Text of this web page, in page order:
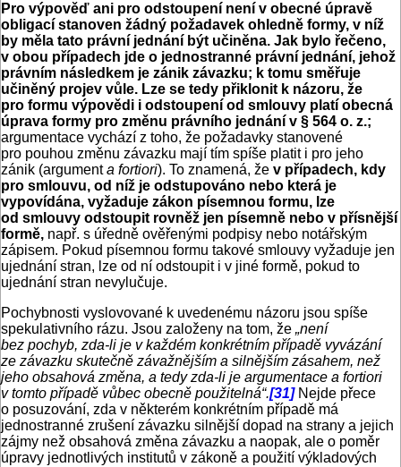
Pro výpověď ani pro odstoupení není v obecné úpravě
obligací stanoven žádný požadavek ohledně formy, v níž
by měla tato právní jednání být učiněna. Jak bylo řečeno,
v obou případech jde o jednostranné právní jednání, jehož
právním následkem je zánik závazku; k tomu směřuje
učiněný projev vůle. Lze se tedy přiklonit k názoru, že
pro formu výpovědi i odstoupení od smlouvy platí obecná
úprava formy pro změnu právního jednání v § 564 o. z.;
argumentace vychází z toho, že požadavky stanovené
pro pouhou změnu závazku mají tím spíše platit i pro jeho
zánik (argumenta fortiori). To znamená, že v případech, kdy
pro smlouvu, od níž je odstupováno nebo která je
vypovídána, vyžaduje zákon písemnou formu, lze
od smlouvy odstoupit rovněž jen písemně nebo v přísnější
formě, např. s úředně ověřenými podpisy nebo notářským
zápisem. Pokud písemnou formu takové smlouvy vyžaduje jen
ujednání stran, lze od ní odstoupit i v jiné formě, pokud to
ujednání stran nevylučuje.
Pochybnosti vyslovované k uvedenému názoru jsou spíše
spekulativního rázu. Jsou založeny na tom, že „není
bez pochyb, zda-li je v každém konkrétním případě vyvázání
ze závazku skutečně závažnějším a silnějším zásahem, než
jeho obsahová změna, a tedy zda-li je argumentace a fortiori
v tomto případě vůbec obecně použitelná“.[31]Nejde přece
o posuzování, zda v některém konkrétním případě má
jednostranné zrušení závazku silnější dopad na strany a jejich
zájmy než obsahová změna závazku a naopak, ale o poměr
úpravy jednotlivých institutů v zákoně a použití výkladových